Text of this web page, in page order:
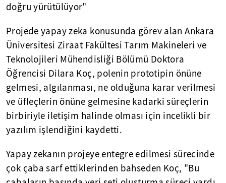
doğru yürütülüyor"
Projede yapay zeka konusunda görev alan Ankara
Üniversitesi Ziraat Fakültesi Tarım Makineleri ve
Teknolojileri Mühendisliği Bölümü Doktora
Öğrencisi Dilara Koç, polenin prototipin önüne
gelmesi, algılanması, ne olduğuna karar verilmesi
ve üfleçlerin önüne gelmesine kadarki süreçlerin
birbiriyle iletişim halinde olması için incelikli bir
yazılım işlendiğini kaydetti.
Yapay zekanın projeye entegre edilmesi sürecinde
çok çaba sarf ettiklerinden bahseden Koç, "Bu